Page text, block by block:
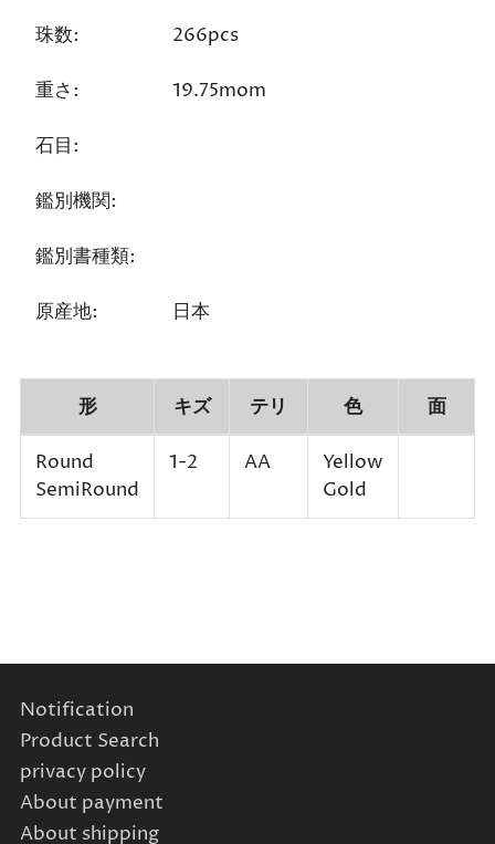
珠数: 266pcs
重さ: 19.75mom
石目:
鑑別機関:
鑑別書種類:
原産地: 日本
形 キズ テリ 色 面
Round
SemiRound
1-2 AA
Yellow
Gold
Notification
Product Search
privacy policy
About payment
About shipping